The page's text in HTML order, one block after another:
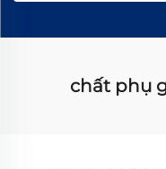
chất phụ